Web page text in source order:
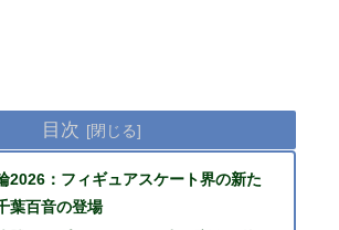
目次
2026：フィギュアスケート界の新た
葉百音の登場